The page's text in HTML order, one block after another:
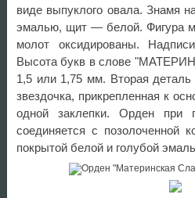
виде выпуклого овала. Знамя
эмалью, щит — белой. Фигура
молот оксидированы.
Высота букв в слове
1,5 или 1,75 мм. Вторая
звездочка, прикрепленная к
одной заклепки. Орден
соединяется с позолоченной
покрытой белой и голубой